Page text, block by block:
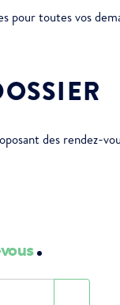
pour toutes vos
des rendez-